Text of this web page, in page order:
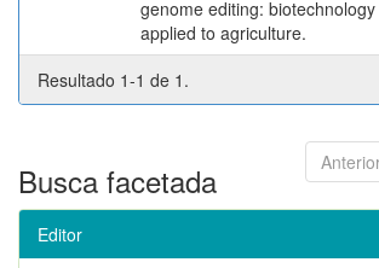
genome editing: biotechnology
applied to agriculture.
Resultado 1-1 de 1.
Busca facetada
Editor